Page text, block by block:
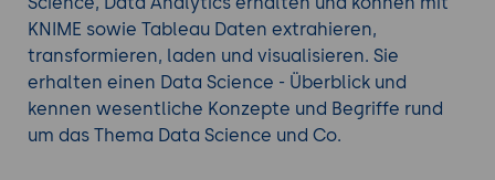
KNIME sowie Tableau Daten extrahieren,
transformieren, laden und visualisieren. Sie
erhalten einen Data Science - Überblick und
kennen wesentliche Konzepte und Begriffe rund
um das Thema Data Science und Co.